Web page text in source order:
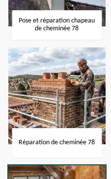
Pose et réparation chapeau
de cheminée 78
Réparation de cheminée 78